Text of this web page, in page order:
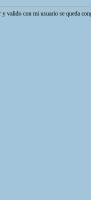
con mi usuario se queda